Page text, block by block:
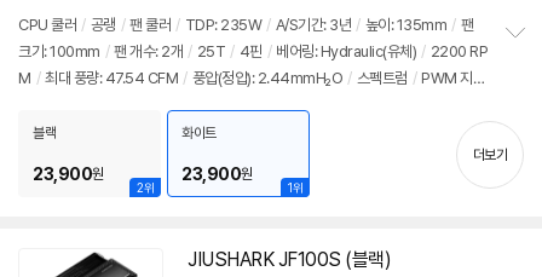
견
CPU 쿨러 / 공랭 / 팬 쿨러 / TDP: 235W / A/S기간: 3년 / 높이: 135mm / 팬
크기: 100mm / 팬 개수: 2개 / 25T / 4핀 / 베어링: Hydraulic(유체) / 2200 RP
M / 최대 풍량: 47.54 CFM / 풍압(정압): 2.44mmH₂O / 스펙트럼 / PWM 지
기
2위
블랙
23,900원
1위
화이트
23,900원
더보기
JIUSHARKJF100S (블랙)